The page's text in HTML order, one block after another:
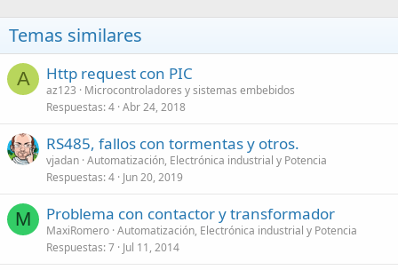
Temas similares
A Http request con PIC
az123
Microcontroladores y sistemas embebidos
Respuestas 4 Abr 24, 2018
RS485, fallos con tormentas y otros.
vjadan Automatización, Electrónica industrial y Potencia
Respuestas 4 Jun 20, 2019
M Problema con contactor y transformador
MaxiRomero Automatización, Electrónica industrial y Potencia
Respuestas 7 Jul 11, 2014